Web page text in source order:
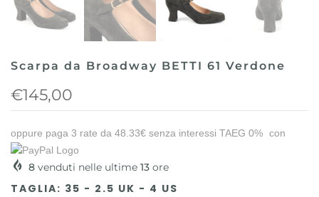
Scarpa da Broadway BETTI 61 Verdone
€145,00
oppure paga 3 rate da 48.33€ senza interessi TAEG 0% con
8 venduti nelle ultime 13 ore
TAGLIA: 35 - 2.5 UK - 4 US